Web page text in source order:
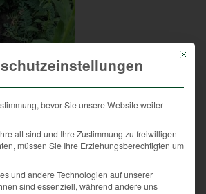
und schon hat ein Hund
zerbissen!
Mit
bevor Sie unsere Website weiter
alt sind und Ihre Zustimmung zu freiwilligen
müssen Sie Ihre Erziehungsberechtigten um
und andere Technologien auf unserer
sind essenziell, während andere uns